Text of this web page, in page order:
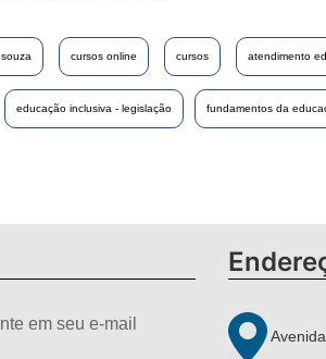
cursos online cursos atendimento
educação inclusiva - legislação fundamentos da
em seu e-mail